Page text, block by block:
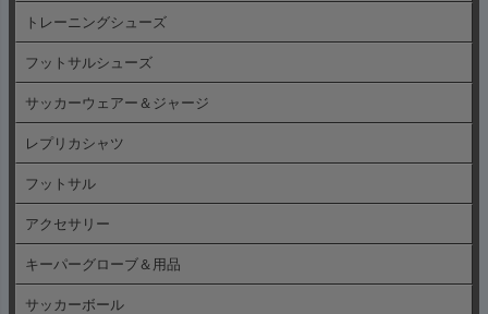
トレーニングシューズ
フットサルシューズ
サッカーウェアー＆ジャージ
レプリカシャツ
フットサル
アクセサリー
キーパーグローブ＆用品
サッカーボール